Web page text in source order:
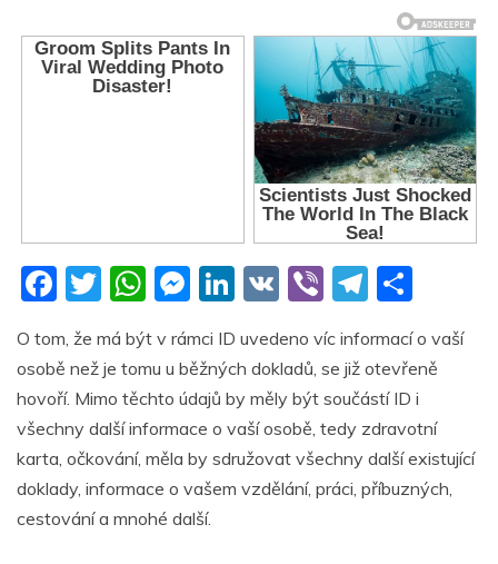
F
a
c
e
b
o
o
k
T
w
itt
er
W
at
s
A
p
p
M
ss
e
n
g
er
Li
k
e
dI
n
V
Vi
b
er
T
e
gr
a
m
h
ar
e
O tom, že má být v rámci ID uvedeno víc informací o vaší
osobě než je tomu u běžných dokladů, se již otevřeně
hovoří. Mimo těchto údajů by měly být součástí ID i
všechny další informace o vaší osobě, tedy zdravotní
karta, očkování, měla by sdružovat všechny další existující
doklady, informace o vašem vzdělání, práci, příbuzných,
cestování a mnohé další.